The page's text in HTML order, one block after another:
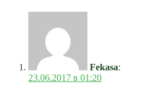
Fekasa:
23.06.2017 в 01:20